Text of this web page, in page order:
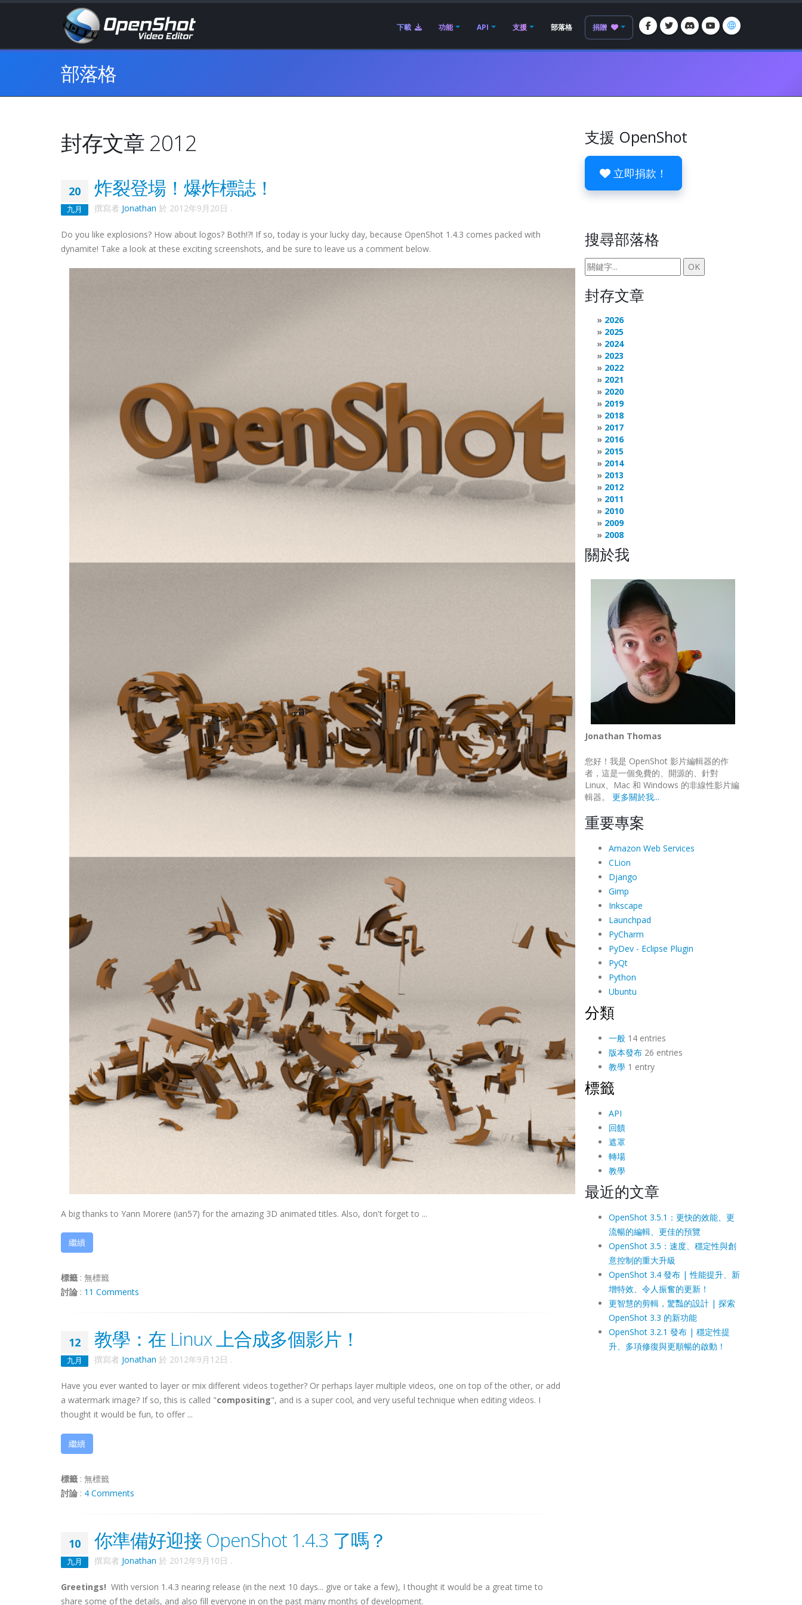
下載 功能 API 支援 部落格 捐贈
部落格
封存文章 2012
20
九月
炸裂登場！爆炸標誌！
撰寫者 Jonathan 於 2012年9月20日 .
Do you like explosions? How about logos? Both!?! If so, today is your lucky day, because OpenShot 1.4.3 comes packed with
dynamite! Take a look at these exciting screenshots, and be sure to leave us a comment below.
A big thanks to Yann Morere (ian57) for the amazing 3D animated titles. Also, don't forget to ...
繼續
標籤 : 無標籤
討論 : 11 Comments
12
九月
教學：在 Linux 上合成多個影片！
撰寫者 Jonathan 於 2012年9月12日 .
Have you ever wanted to layer or mix different videos together? Or perhaps layer multiple videos, one on top of the other, or add
a watermark image? If so, this is called "compositing", and is a super cool, and very useful technique when editing videos. I
thought it would be fun, to offer ...
繼續
標籤 : 無標籤
討論 : 4 Comments
10
九月
你準備好迎接 OpenShot 1.4.3 了嗎？
撰寫者 Jonathan 於 2012年9月10日 .
Greetings! With version 1.4.3 nearing release (in the next 10 days... give or take a few), I thought it would be a great time to
share some of the details, and also fill everyone in on the past many months of development.
支援 OpenShot
立即捐款！
搜尋部落格
封存文章
2026
2025
2024
2023
2022
2021
2020
2019
2018
2017
2016
2015
2014
2013
2012
2011
2010
2009
2008
關於我
Jonathan Thomas
您好！我是 OpenShot 影片編輯器的作
者，這是一個免費的、開源的、針對
Linux、Mac 和 Windows 的非線性影片編
輯器。 更多關於我...
重要專案
Amazon Web Services
CLion
Django
Gimp
Inkscape
Launchpad
PyCharm
PyDev - Eclipse Plugin
PyQt
Python
Ubuntu
分類
一般14 entries
版本發布26 entries
教學1 entry
標籤
API
回饋
遮罩
轉場
教學
最近的文章
OpenShot 3.5.1：更快的效能、更
流暢的編輯、更佳的預覽
OpenShot 3.5：速度、穩定性與創
意控制的重大升級
OpenShot 3.4 發布 | 性能提升、新
增特效、令人振奮的更新！
更智慧的剪輯，驚豔的設計 | 探索
OpenShot 3.3 的新功能
OpenShot 3.2.1 發布 | 穩定性提
升、多項修復與更順暢的啟動！